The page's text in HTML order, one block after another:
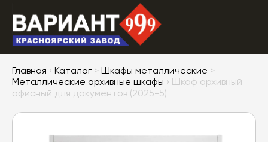
Главная › Каталог > Шкафы металлические >
Металлические архивные шкафы › Шкаф архивный
офисный для документов (2025-5)